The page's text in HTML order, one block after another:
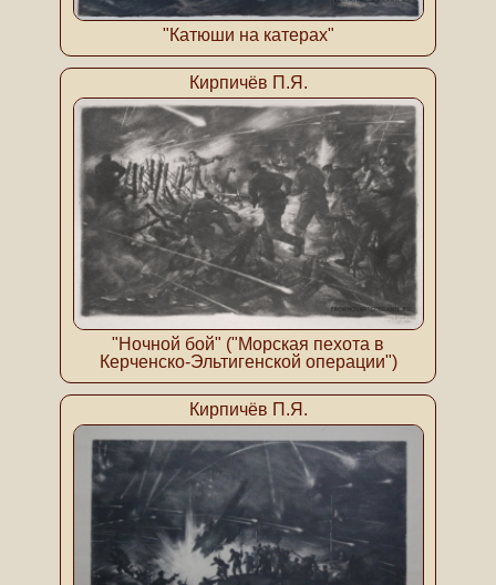
"Катюши на катерах"
Кирпичёв П.Я.
"Ночной бой" ("Морская пехота в
Керченско-Эльтигенской операции")
Кирпичёв П.Я.